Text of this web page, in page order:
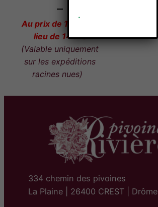
Au prix de 115-€ au
lieu de 144-€
(Valable uniquement
sur les expéditions
racines nues)
334 chemin des pivoines
La Plaine | 26400 CREST | Drôme
.